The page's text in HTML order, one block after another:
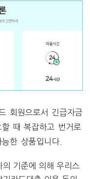
회원으로서 긴급자금
때 복잡하고 번거로
한 상품입니다.
기준에 의해 우리스